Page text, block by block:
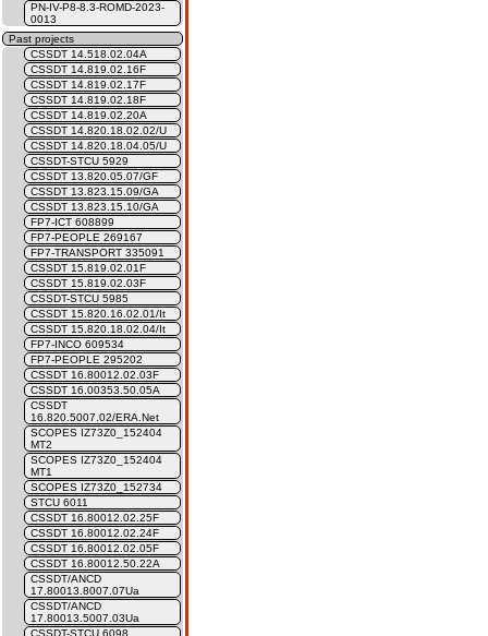
PN-IV-P8-8.3-ROMD-2023-
0013
Past projects
CSSDT 14.518.02.04A
CSSDT 14.819.02.16F
CSSDT 14.819.02.17F
CSSDT 14.819.02.18F
CSSDT 14.819.02.20A
CSSDT 14.820.18.02.02/U
CSSDT 14.820.18.04.05/U
CSSDT-STCU 5929
CSSDT 13.820.05.07/GF
CSSDT 13.823.15.09/GA
CSSDT 13.823.15.10/GA
FP7-ICT 608899
FP7-PEOPLE 269167
FP7-TRANSPORT 335091
CSSDT 15.819.02.01F
CSSDT 15.819.02.03F
CSSDT-STCU 5985
CSSDT 15.820.16.02.01/It
CSSDT 15.820.18.02.04/It
FP7-INCO 609534
FP7-PEOPLE 295202
CSSDT 16.80012.02.03F
CSSDT 16.00353.50.05A
CSSDT
16.820.5007.02/ERA.Net
SCOPES IZ73Z0_152404
MT2
SCOPES IZ73Z0_152404
MT1
SCOPES IZ73Z0_152734
STCU 6011
CSSDT 16.80012.02.25F
CSSDT 16.80012.02.24F
CSSDT 16.80012.02.05F
CSSDT 16.80012.50.22A
CSSDT/ANCD
17.80013.8007.07Ua
CSSDT/ANCD
17.80013.5007.03Ua
CSSDT-STCU 6098